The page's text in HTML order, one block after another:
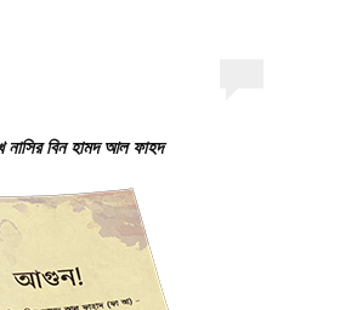
নাসির বিন হামদ আল ফাহদ